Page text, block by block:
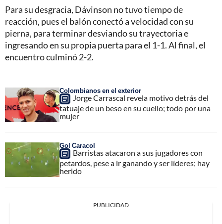
Para su desgracia, Dávinson no tuvo tiempo de
reacción, pues el balón conectó a velocidad con su
pierna, para terminar desviando su trayectoria e
ingresando en su propia puerta para el 1-1. Al final, el
encuentro culminó 2-2.
Colombianos en el exterior
Jorge Carrascal revela motivo detrás del
tatuaje de un beso en su cuello; todo por una
mujer
Gol Caracol
Barristas atacaron a sus jugadores con
petardos, pese a ir ganando y ser líderes; hay
herido
PUBLICIDAD